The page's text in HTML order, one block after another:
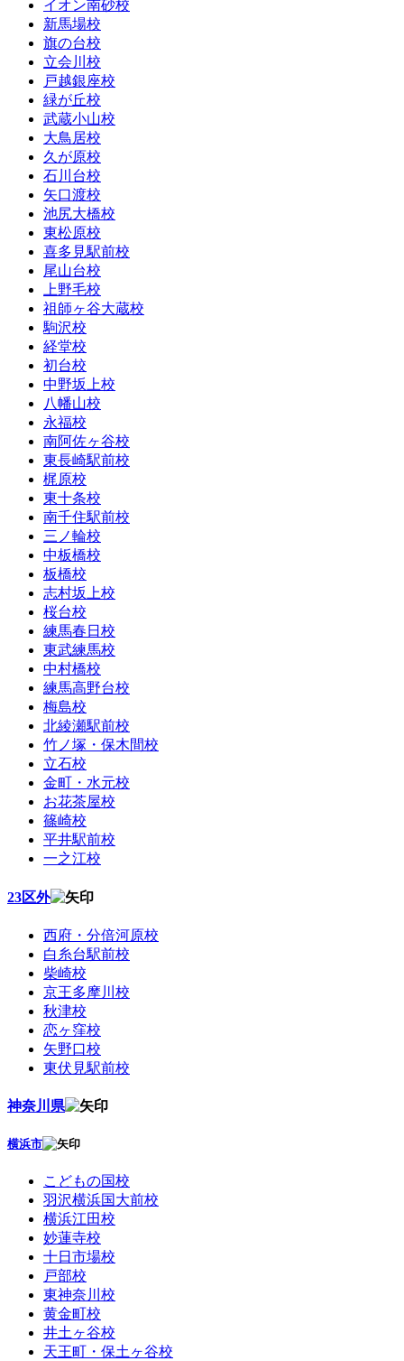
イオン南砂校
新馬場校
旗の台校
立会川校
戸越銀座校
緑が丘校
武蔵小山校
大鳥居校
久が原校
石川台校
矢口渡校
池尻大橋校
東松原校
喜多見駅前校
尾山台校
上野毛校
祖師ヶ谷大蔵校
駒沢校
経堂校
初台校
中野坂上校
八幡山校
永福校
南阿佐ヶ谷校
東長崎駅前校
梶原校
東十条校
南千住駅前校
三ノ輪校
中板橋校
板橋校
志村坂上校
桜台校
練馬春日校
東武練馬校
中村橋校
練馬高野台校
梅島校
北綾瀬駅前校
竹ノ塚・保木間校
立石校
金町・水元校
お花茶屋校
篠崎校
平井駅前校
一之江校
23区外
西府・分倍河原校
白糸台駅前校
柴崎校
京王多摩川校
秋津校
恋ヶ窪校
矢野口校
東伏見駅前校
神奈川県
横浜市
こどもの国校
羽沢横浜国大前校
横浜江田校
妙蓮寺校
十日市場校
戸部校
東神奈川校
黄金町校
井土ヶ谷校
天王町・保土ヶ谷校